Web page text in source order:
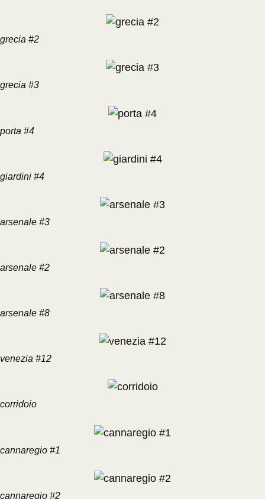
grecia #2
grecia #3
porta #4
giardini #4
arsenale #3
arsenale #2
arsenale #8
venezia #12
corridoio
cannaregio #1
cannaregio #2